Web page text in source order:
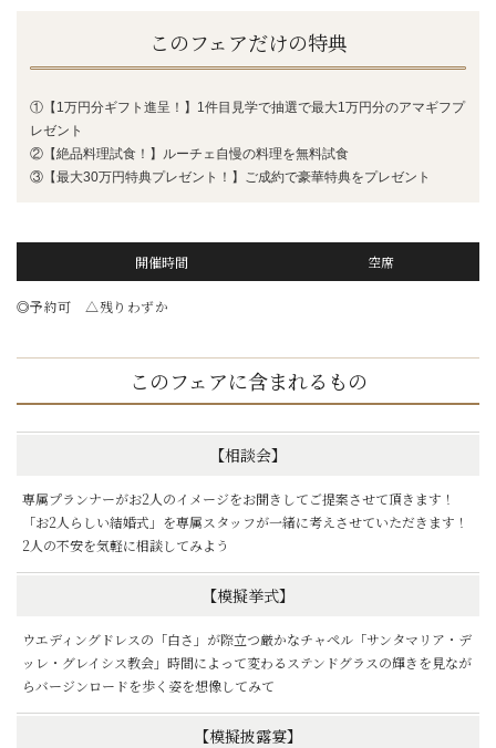
このフェアだけの特典
①【1万円分ギフト進呈！】1件目見学で抽選で最大1万円分のアマギフプ
レゼント
②【絶品料理試食！】ルーチェ自慢の料理を無料試食
③【最大30万円特典プレゼント！】ご成約で豪華特典をプレゼント
開催時間 空席
◎予約可 △残りわずか
このフェアに含まれるもの
【相談会】
専属プランナーがお2人のイメージをお聞きしてご提案させて頂きます！
「お2人らしい結婚式」を専属スタッフが一緒に考えさせていただきます！
2人の不安を気軽に相談してみよう
【模擬挙式】
ウエディングドレスの「白さ」が際立つ厳かなチャペル「サンタマリア・デ
ッレ・グレイシス教会」時間によって変わるステンドグラスの輝きを見なが
らバージンロードを歩く姿を想像してみて
【模擬披露宴】